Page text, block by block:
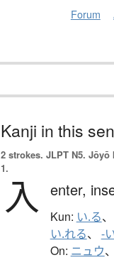
Forum
Kanji in this
2 strokes. JLPT N5.
1.
入 enter,
Kun: い.る、
い.れる、 -
On: ニュウ、